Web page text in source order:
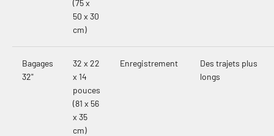
(75 x
50 x 30
cm)
Bagages
32"
32 x 22
x 14
pouces
(81 x 56
x 35
cm)
Enregistrement
Des trajets plus
longs